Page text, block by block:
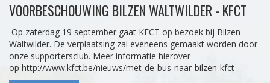
VOORBESCHOUWING BILZEN WALTWILDER - KFCT
Op zaterdag 19 september gaat KFCT op bezoek bij Bilzen
Waltwilder. De verplaatsing zal eveneens gemaakt worden door
onze supportersclub. Meer informatie hierover
op http://www.kfct.be/nieuws/met-de-bus-naar-bilzen-kfct